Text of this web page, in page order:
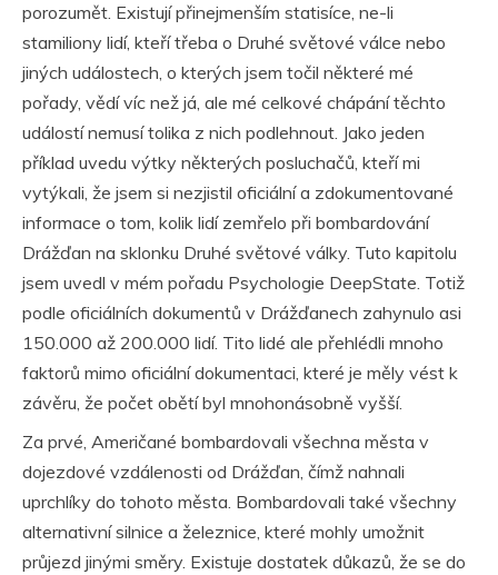
porozumět. Existují přinejmenším statisíce, ne-li
stamiliony lidí, kteří třeba o Druhé světové válce nebo
jiných událostech, o kterých jsem točil některé mé
pořady, vědí víc než já, ale mé celkové chápání těchto
událostí nemusí tolika z nich podlehnout. Jako jeden
příklad uvedu výtky některých posluchačů, kteří mi
vytýkali, že jsem si nezjistil oficiální a zdokumentované
informace o tom, kolik lidí zemřelo při bombardování
Drážďan na sklonku Druhé světové války. Tuto kapitolu
jsem uvedl v mém pořadu Psychologie DeepState. Totiž
podle oficiálních dokumentů v Drážďanech zahynulo asi
150.000 až 200.000 lidí. Tito lidé ale přehlédli mnoho
faktorů mimo oficiální dokumentaci, které je měly vést k
závěru, že počet obětí byl mnohonásobně vyšší.
Za prvé, Američané bombardovali všechna města v
dojezdové vzdálenosti od Drážďan, čímž nahnali
uprchlíky do tohoto města. Bombardovali také všechny
alternativní silnice a železnice, které mohly umožnit
průjezd jinými směry. Existuje dostatek důkazů, že se do